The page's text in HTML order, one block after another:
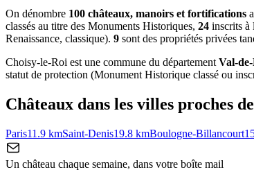
On dénombre 100 châteaux, manoirs et fortifications
classés au titre des Monuments Historiques, 24 inscrits à
Renaissance, classique). 9 sont des propriétés privées
Choisy-le-Roi est une commune du départementVal-
statut de protection (Monument Historique classé ou
Châteaux dans les villes proches de
Paris11.9 kmSaint-Denis19.8 kmBoulogne-Billancourt
Un château chaque semaine, dans votre boîte mail